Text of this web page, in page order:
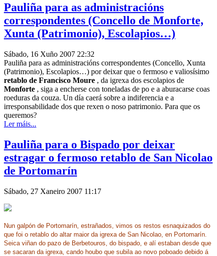
Pauliña para as administracións
correspondentes (Concello de Monforte,
Xunta (Patrimonio), Escolapios…)
Sábado, 16 Xuño 2007 22:32
Pauliña para as administracións correspondentes (Concello, Xunta
(Patrimonio), Escolapios…) por deixar que o fermoso e valiosísimo
retablo de Francisco Moure , da igrexa dos escolapios de
Monforte , siga a encherse con toneladas de po e a aburacarse coas
roeduras da couza. Un día caerá sobre a indiferencia e a
irresponsabilidade dos que rexen o noso patrimonio. Para que os
queremos?
Ler máis...
Pauliña para o Bispado por deixar
estragar o fermoso retablo de San Nicolao
de Portomarín
Sábado, 27 Xaneiro 2007 11:17
Nun galpón de Portomarín, estrañados, vimos os restos esnaquizados do
que foi o retablo do altar maior da igrexa de San Nicolao, en Portomarín.
Seica viñan do pazo de Berbetouros, do bispado, e alí estaban desde que
se sacaran da igrexa, cando houbo que subila ao novo poboado debido á